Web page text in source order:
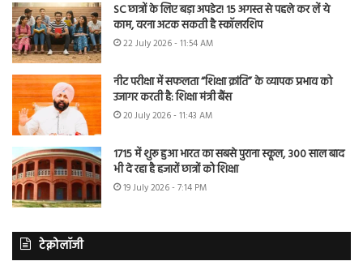
SC छात्रों के लिए बड़ा अपडेट! 15 अगस्त से पहले कर लें ये
काम, वरना अटक सकती है स्कॉलरशिप
22 July 2026 - 11:54 AM
नीट परीक्षा में सफलता “शिक्षा क्रांति” के व्यापक प्रभाव को
उजागर करती है: शिक्षा मंत्री बैंस
20 July 2026 - 11:43 AM
1715 में शुरू हुआ भारत का सबसे पुराना स्कूल, 300 साल बाद
भी दे रहा है हजारों छात्रों को शिक्षा
19 July 2026 - 7:14 PM
टेक्नोलॉजी